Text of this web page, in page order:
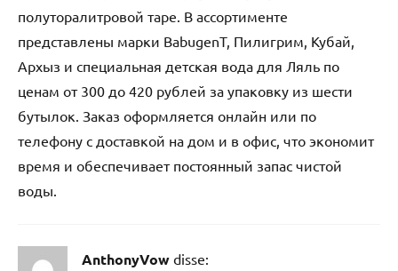
полуторалитровой таре. В ассортименте
представлены марки BabugenT, Пилигрим, Кубай,
Архыз и специальная детская вода для Ляль по
ценам от 300 до 420 рублей за упаковку из шести
бутылок. Заказ оформляется онлайн или по
телефону с доставкой на дом и в офис, что экономит
время и обеспечивает постоянный запас чистой
воды.
AnthonyVow disse: